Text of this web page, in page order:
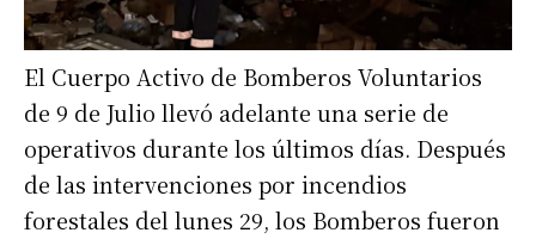
El Cuerpo Activo de Bomberos Voluntarios
de 9 de Julio llevó adelante una serie de
operativos durante los últimos días. Después
de las intervenciones por incendios
forestales del lunes 29, los Bomberos fueron